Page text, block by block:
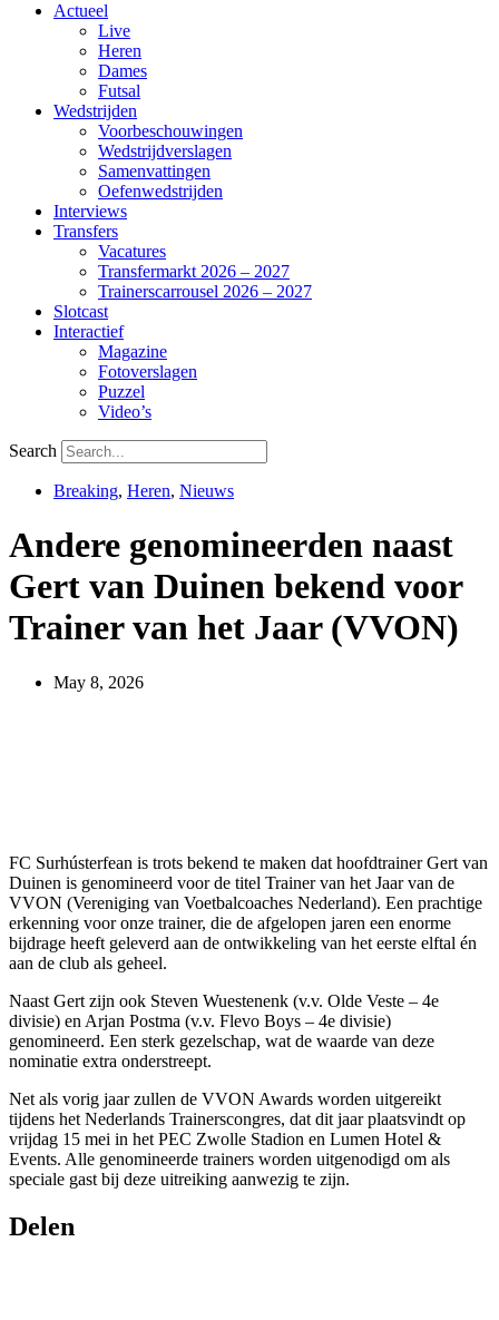
Actueel
Live
Heren
Dames
Futsal
Wedstrijden
Voorbeschouwingen
Wedstrijdverslagen
Samenvattingen
Oefenwedstrijden
Interviews
Transfers
Vacatures
Transfermarkt 2026 – 2027
Trainerscarrousel 2026 – 2027
Slotcast
Interactief
Magazine
Fotoverslagen
Puzzel
Video’s
Search
Breaking, Heren, Nieuws
Andere genomineerden naast
Gert van Duinen bekend voor
Trainer van het Jaar (VVON)
May 8, 2026
FC Surhústerfean is trots bekend te maken dat hoofdtrainer Gert van
Duinen is genomineerd voor de titel Trainer van het Jaar van de
VVON (Vereniging van Voetbalcoaches Nederland). Een prachtige
erkenning voor onze trainer, die de afgelopen jaren een enorme
bijdrage heeft geleverd aan de ontwikkeling van het eerste elftal én
aan de club als geheel.
Naast Gert zijn ook Steven Wuestenenk (v.v. Olde Veste – 4e
divisie) en Arjan Postma (v.v. Flevo Boys – 4e divisie)
genomineerd. Een sterk gezelschap, wat de waarde van deze
nominatie extra onderstreept.
Net als vorig jaar zullen de VVON Awards worden uitgereikt
tijdens het Nederlands Trainerscongres, dat dit jaar plaatsvindt op
vrijdag 15 mei in het PEC Zwolle Stadion en Lumen Hotel &
Events. Alle genomineerde trainers worden uitgenodigd om als
speciale gast bij deze uitreiking aanwezig te zijn.
Delen